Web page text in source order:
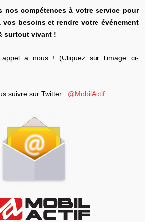
nos compétences à votre service pour
vos besoins et rendre votre événement
surtout vivant !
appel à nous ! (Cliquez sur l’image ci-
suivre sur Twitter : @MobilActif